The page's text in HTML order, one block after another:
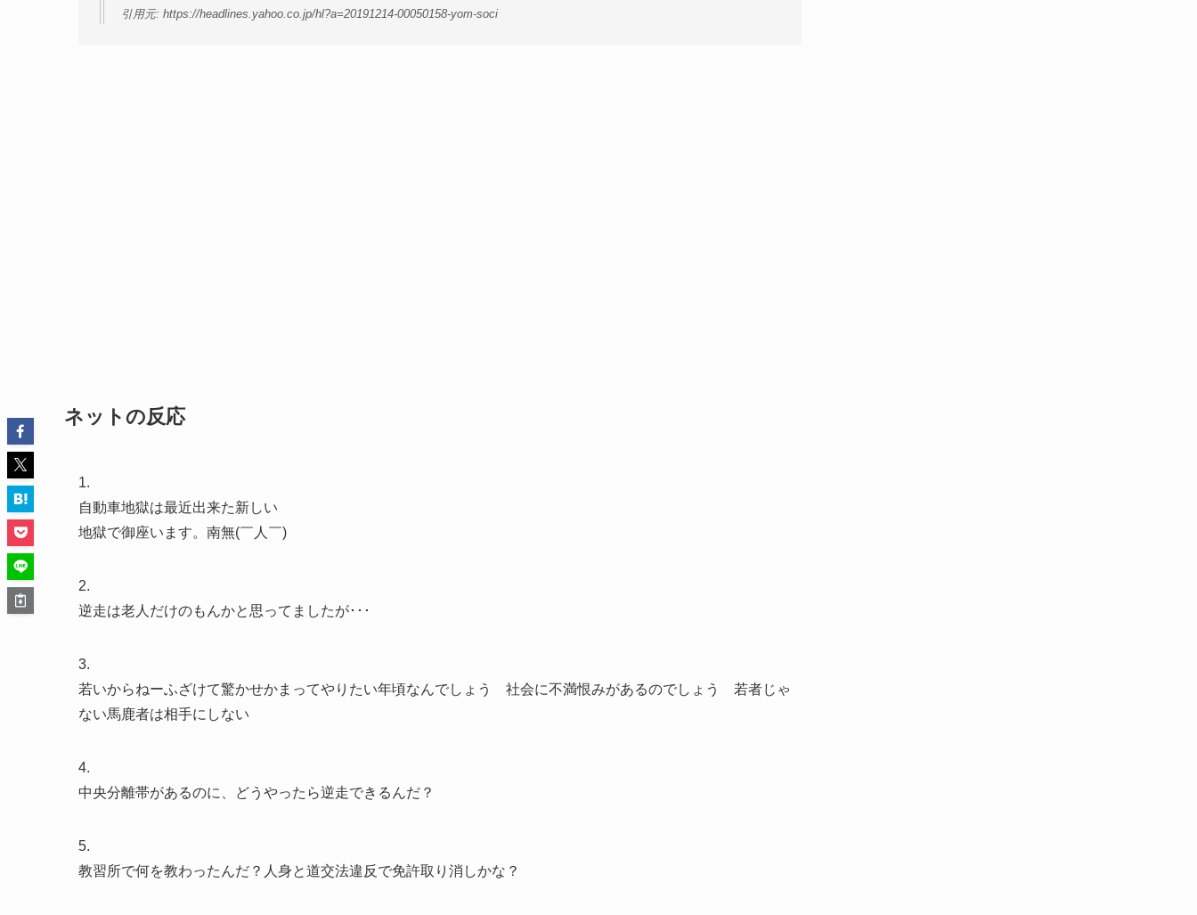
引用元: https://headlines.yahoo.co.jp/hl?a=20191214-00050158-yom-soci
ネットの反応
1.
自動車地獄は最近出来た新しい
地獄で御座います。南無(￣人￣)
2.
逆走は老人だけのもんかと思ってましたが･･･
3.
若いからねーふざけて驚かせかまってやりたい年頃なんでしょう 社会に不満恨みがあるのでしょう 若者じゃ
ない馬鹿者は相手にしない
4.
中央分離帯があるのに、どうやったら逆走できるんだ？
5.
教習所で何を教わったんだ？人身と道交法違反で免許取り消しかな？